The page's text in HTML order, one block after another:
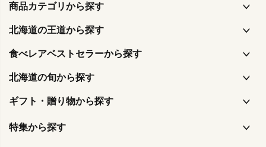
商品カテゴリから探す
北海道の王道から探す
食べレアベストセラーから探す
北海道の旬から探す
ギフト・贈り物から探す
特集から探す